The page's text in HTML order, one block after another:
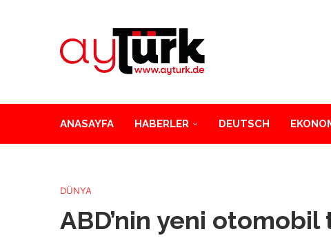
ANASAYFA HABERLER DEUTSCH
DÜNYA
ABD’nin yeni